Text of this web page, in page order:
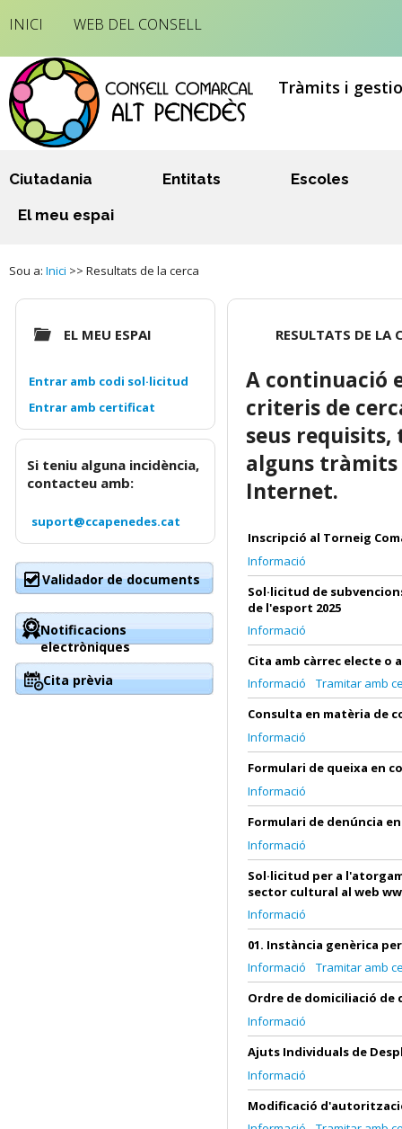
INICI WEB DEL CONSELL
Tràmits i
Ciutadania Entitats
Escoles
El meu espai
Sou a: Inici >> Resultats de la cerca
RESULTATS DE LA
A continuació
criteris de
seus requisits,
alguns
Internet.
Inscripció al Torneig
Informació
Sol·licitud de
de l'esport 2025
Informació
Cita amb càrrec electe o
Informació
Tramitar amb
Consulta en matèria de
Informació
Formulari de queixa en
Informació
Formulari de denúncia
Informació
Sol·licitud per a
sector cultural al web
Informació
01. Instància genèrica
Informació
Tramitar amb
Ordre de domiciliació de
Informació
Ajuts Individuals de
Informació
Modificació
EL MEU ESPAI
Entrar amb codi sol·licitud
Si teniu alguna incidència,
contacteu amb:
suport@ccapenedes.cat
Validador de documents
Notificacions
electròniques
Cita prèvia